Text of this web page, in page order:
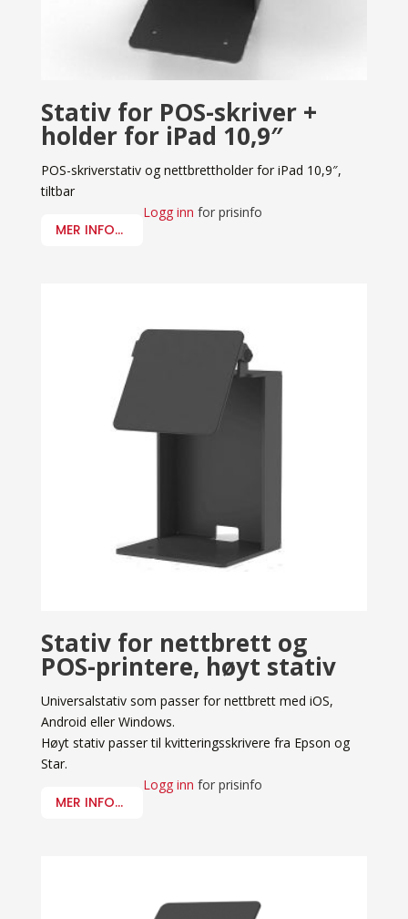
Stativ for POS-skriver +
holder for iPad 10,9″
POS-skriverstativ og nettbrettholder for iPad 10,9″,
tiltbar
MER INFO...
Logg inn for prisinfo
Stativ for nettbrett og
POS-printere, høyt stativ
Universalstativ som passer for nettbrett med iOS,
Android eller Windows.
Høyt stativ passer til kvitteringsskrivere fra Epson og
Star.
MER INFO...
Logg inn for prisinfo